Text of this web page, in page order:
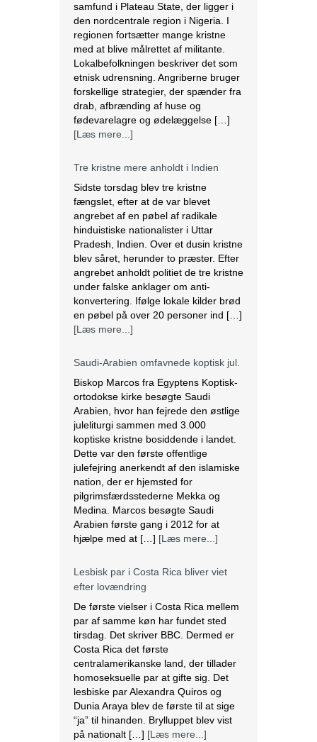
samfund i Plateau State, der ligger i
den nordcentrale region i Nigeria. I
regionen fortsætter mange kristne
med at blive målrettet af militante.
Lokalbefolkningen beskriver det som
etnisk udrensning. Angriberne bruger
forskellige strategier, der spænder fra
drab, afbrænding af huse og
fødevarelagre og ødelæggelse […]
[Læs mere...]
Tre kristne mere anholdt i Indien
Sidste torsdag blev tre kristne
fængslet, efter at de var blevet
angrebet af en pøbel af radikale
hinduistiske nationalister i Uttar
Pradesh, Indien. Over et dusin kristne
blev såret, herunder to præster. Efter
angrebet anholdt politiet de tre kristne
under falske anklager om anti-
konvertering. Ifølge lokale kilder brød
en pøbel på over 20 personer ind […]
[Læs mere...]
Saudi-Arabien omfavnede koptisk jul.
Biskop Marcos fra Egyptens Koptisk-
ortodokse kirke besøgte Saudi
Arabien, hvor han fejrede den østlige
juleliturgi sammen med 3.000
koptiske kristne bosiddende i landet.
Dette var den første offentlige
julefejring anerkendt af den islamiske
nation, der er hjemsted for
pilgrimsfærdsstederne Mekka og
Medina. Marcos besøgte Saudi
Arabien første gang i 2012 for at
hjælpe med at […] [Læs mere...]
Lesbisk par i Costa Rica bliver viet
efter lovændring
De første vielser i Costa Rica mellem
par af samme køn har fundet sted
tirsdag. Det skriver BBC. Dermed er
Costa Rica det første
centralamerikanske land, der tillader
homoseksuelle par at gifte sig. Det
lesbiske par Alexandra Quiros og
Dunia Araya blev de første til at sige
“ja” til hinanden. Brylluppet blev vist
på nationalt […] [Læs mere...]